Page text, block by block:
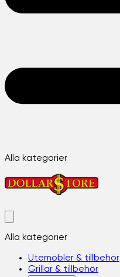
Alla kategorier
Alla kategorier
Utemöbler & tillbehör
Grillar & tillbehör